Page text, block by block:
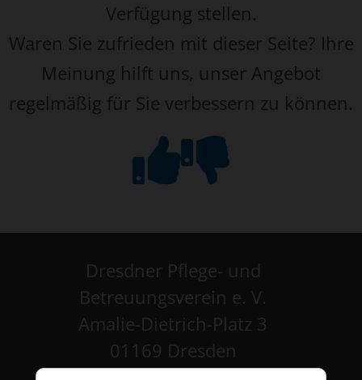
Verfügung stellen.
Waren Sie zufrieden mit dieser Seite? Ihre
Meinung hilft uns, unser Angebot
regelmäßig für Sie verbessern zu können.
Dresdner Pflege- und
Betreuungsverein e. V.
Amalie-Dietrich-Platz 3
01169 Dresden